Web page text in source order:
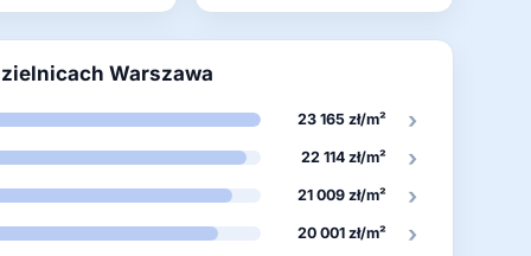
Warszawa
23 165 zł/m² ›
22 114 zł/m² ›
21 009 zł/m² ›
20 001 zł/m² ›